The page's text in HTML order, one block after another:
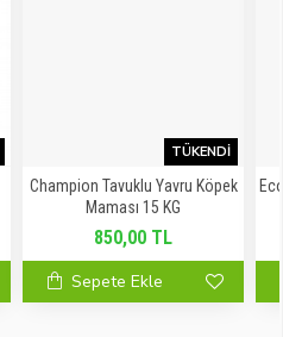
TÜKENDI
Champion Tavuklu Yavru Köpek
Maması 15 KG
850,00 TL
Sepete Ekle